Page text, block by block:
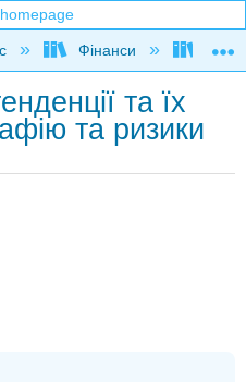
hierarchy
Фінанси
та їх
та ризики